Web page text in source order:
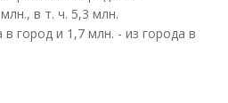
в т. ч. 5,3 млн.
в город и 1,7 млн. - из города в